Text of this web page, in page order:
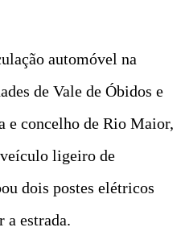
automóvel na
de Vale de Óbidos e
e concelho de Rio Maior,
ligeiro de
dois postes elétricos
a estrada.